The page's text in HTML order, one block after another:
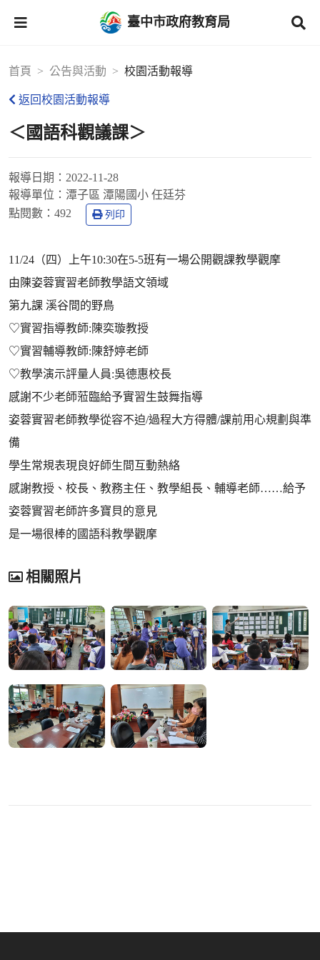
臺中市政府教育局
首頁 公告與活動 校園活動報導
返回校園活動報導
＜國語科觀議課＞
報導日期： 2022-11-28
報導單位： 潭子區 潭陽國小 任廷芬
點閱數： 492 列印
11/24（四）上午10:30在5-5班有一場公開觀課教學觀摩
由陳姿蓉實習老師教學語文領域
第九課 溪谷間的野鳥
♡實習指導教師:陳奕璇教授
♡實習輔導教師:陳舒婷老師
♡教學演示評量人員:吳德惠校長
感謝不少老師蒞臨給予實習生鼓舞指導
姿蓉實習老師教學從容不迫/過程大方得體/課前用心規劃與準
備
學生常規表現良好師生間互動熱絡
感謝教授、校長、教務主任、教學組長、輔導老師……給予
姿蓉實習老師許多寶貝的意見
是一場很棒的國語科教學觀摩
相關照片